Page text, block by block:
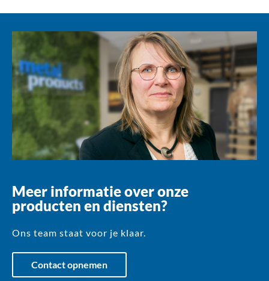
Meer informatie over onze
producten en diensten?
Ons team staat voor je klaar.
Contact opnemen